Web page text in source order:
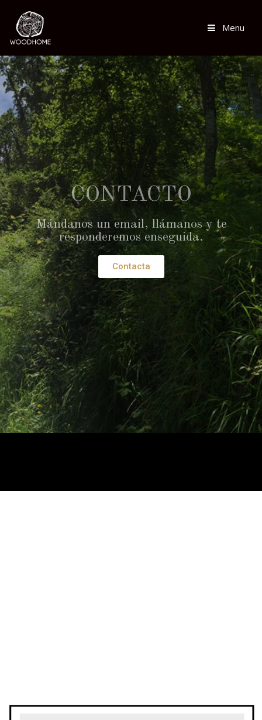
Menu
CONTACTO
Mándanos un email, llámanos y te
responderemos enseguida.
Contacta